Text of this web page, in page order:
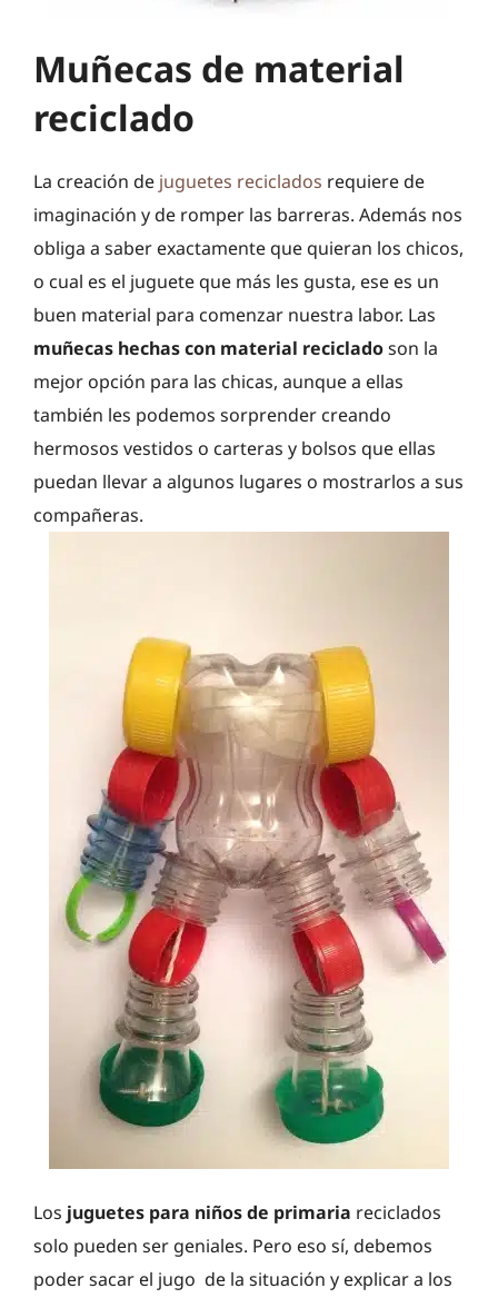
Muñecas de material
reciclado
La creación de juguetes reciclados requiere de
imaginación y de romper las barreras. Además nos
obliga a saber exactamente que quieran los chicos,
o cual es el juguete que más les gusta, ese es un
buen material para comenzar nuestra labor. Las
muñecas hechas con material recicladoson la
mejor opción para las chicas, aunque a ellas
también les podemos sorprender creando
hermosos vestidos o carteras y bolsos que ellas
puedan llevar a algunos lugares o mostrarlos a sus
compañeras.
Los juguetes para niños de primaria reciclados
solo pueden ser geniales. Pero eso sí, debemos
poder sacar el jugo de la situación y explicar a los